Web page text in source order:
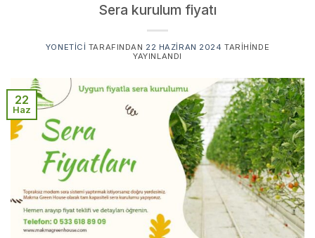
Sera kurulum fiyatı
YONETICI TARAFINDAN 22 HAZIRAN 2024 TARIHINDE
YAYINLANDI
22
Haz